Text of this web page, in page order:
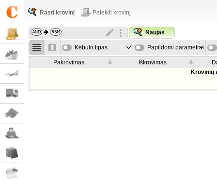
Rasti krovinį Pateikti krovinį
Naujas
Kėbulo tipas Papildomi parametrai
Pakrovimas Iškrovimas
Krovinių